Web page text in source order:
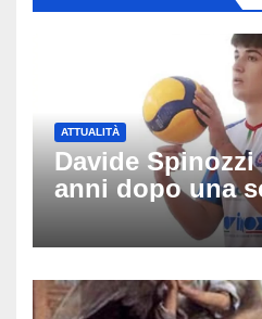
ATTUALITÀ
Davide Spinozzi
anni dopo una
amici: il mistero
schianto senza